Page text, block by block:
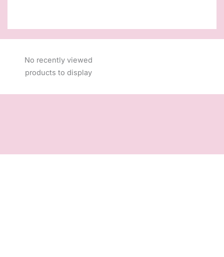
No recently viewed
products to display